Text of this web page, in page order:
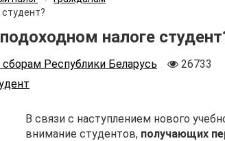
налоге
Республики Беларусь
26733
В связи с наступлением нового
внимание студентов, получающих